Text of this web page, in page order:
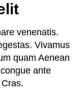
venenatis.
Vivamus
quam Aenean
ante